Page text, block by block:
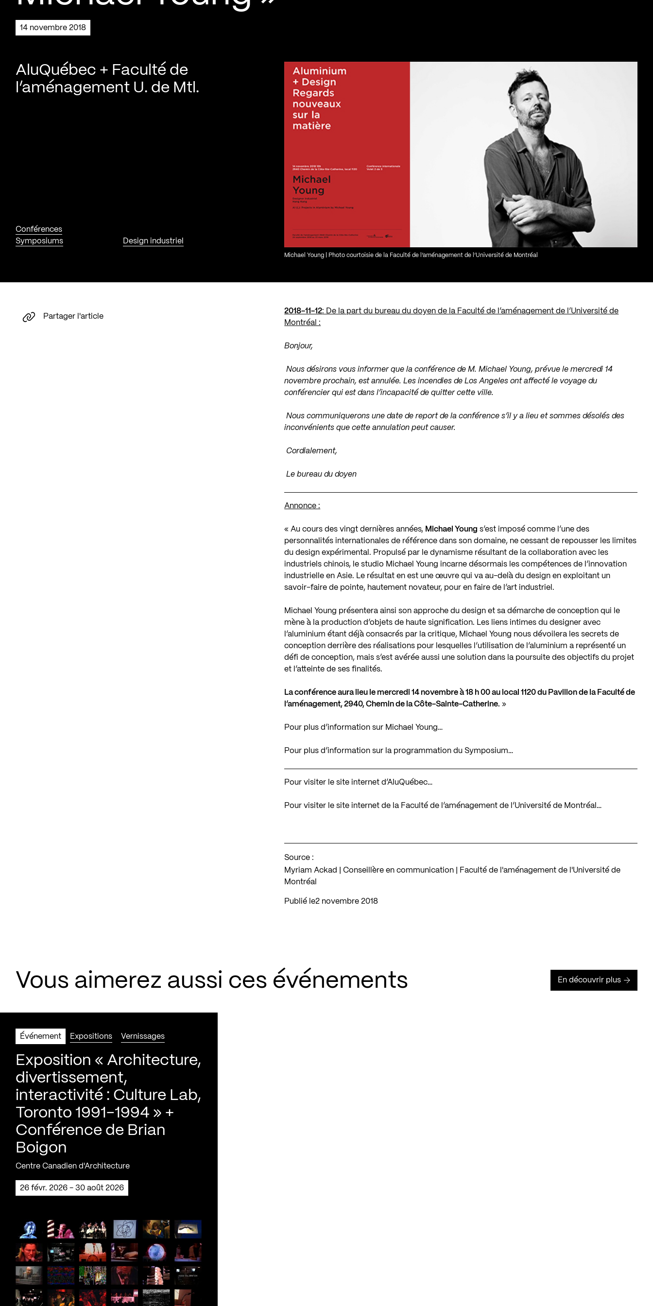
14 novembre 2018
AluQuébec + Faculté de
l’aménagement U. de Mtl.
Conférences
Symposiums
Design industriel
Michael Young | Photo courtoisie de la Faculté de l’aménagement de l’Université de Montréal
2018-11-12: De la part du bureau du doyen de la Faculté de l’aménagement de l’Université de
Montréal :
Bonjour,
Nous désirons vous informer que la conférence de M. Michael Young, prévue le mercredi 14
novembre prochain, est annulée. Les incendies de Los Angeles ont affecté le voyage du
conférencier qui est dans l’incapacité de quitter cette ville.
Nous communiquerons une date de report de la conférence s’il y a lieu et sommes désolés des
inconvénients que cette annulation peut causer.
Cordialement,
Le bureau du doyen
Annonce :
« Au cours des vingt dernières années, Michael Young s’est imposé comme l’une des
personnalités internationales de référence dans son domaine, ne cessant de repousser les limites
du design expérimental. Propulsé par le dynamisme résultant de la collaboration avec les
industriels chinois, le studio Michael Young incarne désormais les compétences de l’innovation
industrielle en Asie. Le résultat en est une œuvre qui va au-delà du design en exploitant un
savoir-faire de pointe, hautement novateur, pour en faire de l’art industriel.
Michael Young présentera ainsi son approche du design et sa démarche de conception qui le
mène à la production d’objets de haute signification. Les liens intimes du designer avec
l’aluminium étant déjà consacrés par la critique, Michael Young nous dévoilera les secrets de
conception derrière des réalisations pour lesquelles l’utilisation de l’aluminium a représenté un
défi de conception, mais s’est avérée aussi une solution dans la poursuite des objectifs du projet
et l’atteinte de ses finalités.
La conférence aura lieu le mercredi 14 novembre à 18 h 00 au local 1120 du Pavillon de la Faculté de
l’aménagement, 2940, Chemin de la Côte-Sainte-Catherine. »
Pour plus d’information sur Michael Young…
Pour plus d’information sur la programmation du Symposium…
Pour visiter le site internet d’AluQuébec…
Pour visiter le site internet de la Faculté de l’aménagement de l’Université de Montréal…
Source :
Myriam Ackad | Conseillère en communication | Faculté de l'aménagement de l'Université de
Montréal
Publié le 2 novembre 2018
Partager l'article
Vous aimerez aussi ces événements En découvrir plus
Événement Expositions Vernissages
Exposition « Architecture,
divertissement,
interactivité : Culture Lab,
Toronto 1991-1994 » +
Conférence de Brian
Boigon
Centre Canadien d'Architecture
26 févr. 2026 - 30 août 2026